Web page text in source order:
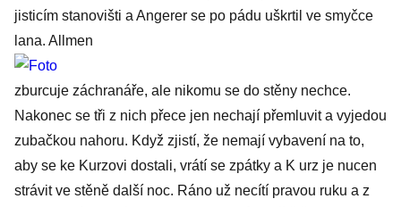
jisticím stanovišti a Angerer se po pádu uškrtil ve smyčce
lana. Allmen
zburcuje záchranáře, ale nikomu se do stěny nechce.
Nakonec se tři z nich přece jen nechají přemluvit a vyjedou
zubačkou nahoru. Když zjistí, že nemají vybavení na to,
aby se ke Kurzovi dostali, vrátí se zpátky a K urz je nucen
strávit ve stěně další noc. Ráno už necítí pravou ruku a z